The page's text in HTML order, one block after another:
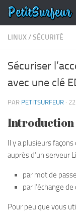
Skip to content
LINUX/SÉCURITÉ
Sécuriser
avec une clé
PAR PETITSURFEUR ·
Introduction
Il y a plusieurs
auprès d’un serveur
par mot de passe
par l’échange
Pour peu que vous